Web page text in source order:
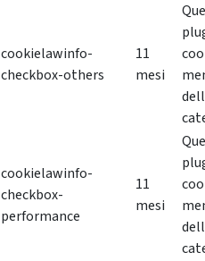
cookielawinfo-
checkbox-others
11
mesi
cookielawinfo-
checkbox-
performance
11
mesi